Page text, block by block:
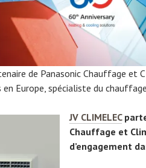
de Panasonic Chauffage et
en Europe, spécialiste du
JV CLIMELEC
Chauffage et
d’engagement